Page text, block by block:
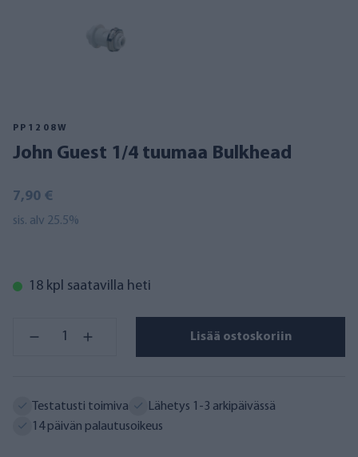
PP1208W
John Guest 1/4 tuumaa Bulkhead
7,90 €
sis. alv 25.5%
18 kpl saatavilla heti
Lisää ostoskoriin
Testatusti toimiva
Lähetys 1-3 arkipäivässä
14 päivän palautusoikeus